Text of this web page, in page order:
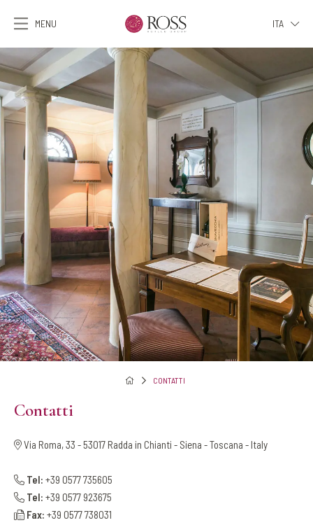
MENU
ITA
FRA
DEU
CONTATTI
Contatti
Via Roma, 33 - 53017 Radda in Chianti - Siena - Toscana - Italy
Tel: +39 0577 735605
Tel: +39 0577 923675
Fax: +39 0577 738031